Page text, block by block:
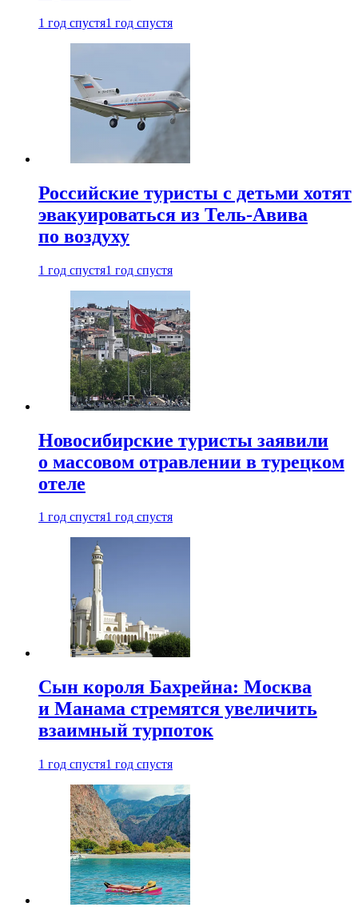
1 год спустя1 год спустя
Российские туристы с детьми хотят
эвакуироваться из Тель-Авива
по воздуху
1 год спустя1 год спустя
Новосибирские туристы заявили
о массовом отравлении в турецком
отеле
1 год спустя1 год спустя
Сын короля Бахрейна: Москва
и Манама стремятся увеличить
взаимный турпоток
1 год спустя1 год спустя